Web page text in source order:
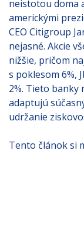
neistotou doma
americkými
CEO Citigroup
nejasné. Akcie
nižšie, pričom
s poklesom 6%,
2%. Tieto banky
adaptujú
udržanie
Tento článok si